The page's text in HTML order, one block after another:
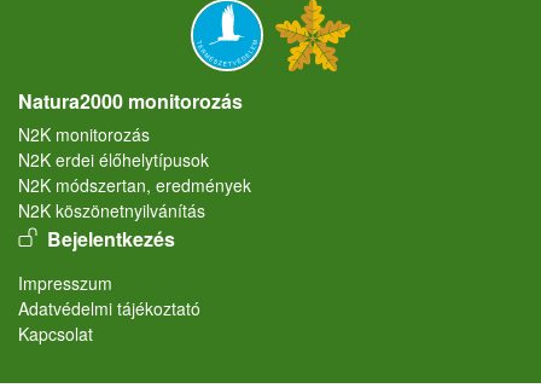
Natura2000 monitorozás
N2K monitorozás
N2K erdei élőhelytípusok
N2K módszertan, eredmények
N2K köszönetnyilvánítás
User account menu
Bejelentkezés
Lábléc
Impresszum
Adatvédelmi tájékoztató
Kapcsolat